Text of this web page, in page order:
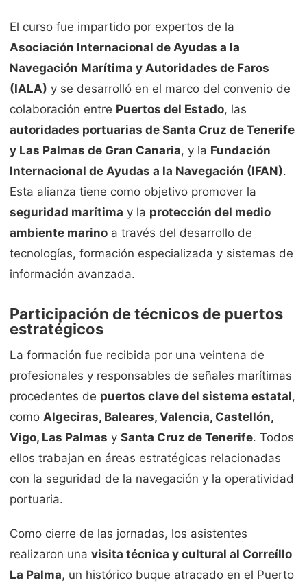
El curso fue impartido por expertos de la
Asociación Internacional de Ayudas a la
Navegación Marítima y Autoridades de Faros
(IALA) y se desarrolló en el marco del convenio de
colaboración entre Puertos del Estado, las
autoridades portuarias de Santa Cruz de Tenerife
y Las Palmas de Gran Canaria, y la Fundación
Internacional de Ayudas a la Navegación (IFAN).
Esta alianza tiene como objetivo promover la
seguridad marítima y la protección del medio
ambiente marino a través del desarrollo de
tecnologías, formación especializada y sistemas de
información avanzada.
Participación de técnicos de puertos
estratégicos
La formación fue recibida por una veintena de
profesionales y responsables de señales marítimas
procedentes de puertos clave del sistema estatal,
como Algeciras, Baleares, Valencia, Castellón,
Vigo, Las Palmas y Santa Cruz de Tenerife. Todos
ellos trabajan en áreas estratégicas relacionadas
con la seguridad de la navegación y la operatividad
portuaria.
Como cierre de las jornadas, los asistentes
realizaron una visita técnica y cultural al Correíllo
La Palma, un histórico buque atracado en el Puerto